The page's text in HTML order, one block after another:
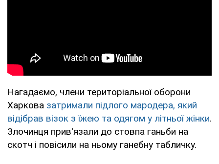
Нагадаємо, члени територіальної оборони
Харкова затримали підлого мародера, який
відібрав візок з їжею та одягом у літньої жінки.
Злочинця прив'язали до стовпа ганьби на
скотч і повісили на ньому ганебну табличку.